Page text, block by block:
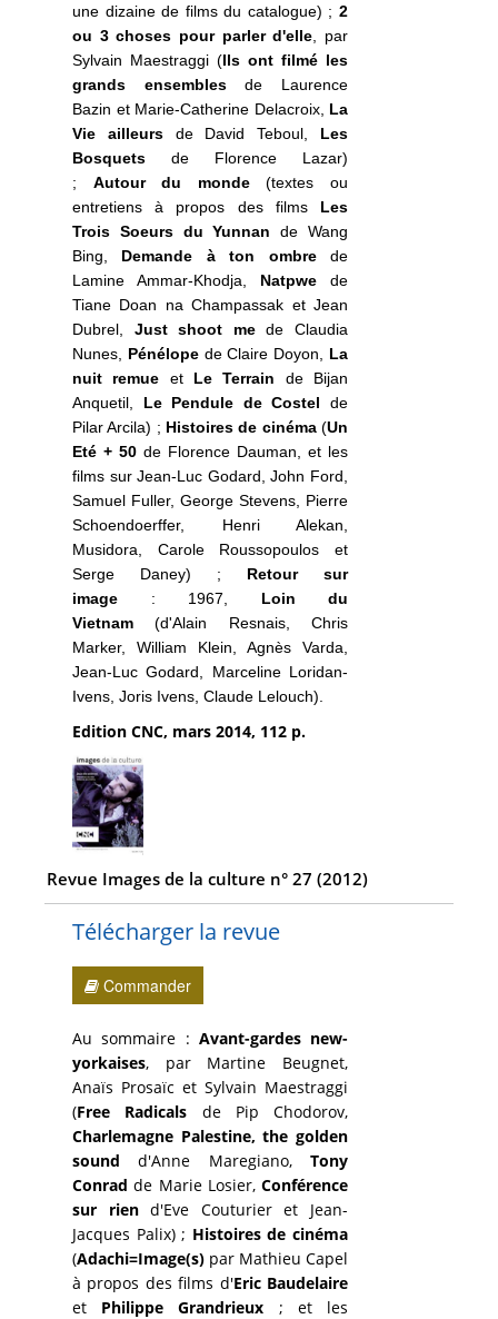
une dizaine de films du catalogue) ;2
ou 3 choses pour parler d'elle , par
Sylvain Maestraggi (Ils ont filmé les
grands ensemblesde Laurence
Bazin et Marie-Catherine Delacroix, La
Vie ailleursde David Teboul, Les
Bosquetsde Florence Lazar)
; Autour du monde(textes ou
entretiens à propos des films Les
Trois Soeurs du Yunnan de Wang
Bing, Demande à ton ombrede
Lamine Ammar-Khodja, Natpwe de
Tiane Doan na Champassak et Jean
Dubrel, Just shoot mede Claudia
Nunes, Pénélopede Claire Doyon, La
nuit remue et Le Terrain de Bijan
Anquetil, Le Pendule de Costel de
Pilar Arcila) ; Histoires de cinéma(Un
Eté + 50 de Florence Dauman, et les
films sur Jean-Luc Godard, John Ford,
Samuel Fuller, George Stevens, Pierre
Schoendoerffer, Henri Alekan,
Musidora, Carole Roussopoulos et
Serge Daney) ; Retour sur
image : 1967,
Loin du
Vietnam(d'Alain Resnais, Chris
Marker, William Klein, Agnès Varda,
Jean-Luc Godard, Marceline Loridan-
Ivens, Joris Ivens, Claude Lelouch).
Edition CNC, mars 2014, 112 p.
Revue Images de la culture n° 27 (2012)
Télécharger la revue
Commander
Au sommaire : Avant-gardes new-
yorkaises, par Martine Beugnet,
Anaïs Prosaïc et Sylvain Maestraggi
(Free Radicals de Pip Chodorov,
Charlemagne Palestine, the golden
sound d'Anne Maregiano,Tony
Conrad de Marie Losier,Conférence
sur riend'Eve Couturier et Jean-
Jacques Palix) ; Histoires de cinéma
(Adachi=Image(s) par Mathieu Capel
à propos des films d'Eric Baudelaire
et Philippe Grandrieux ; et les